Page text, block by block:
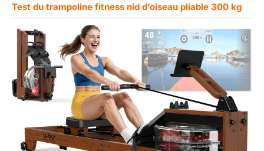
Test du trampoline fitness nid d’oiseau pliable 300 kg